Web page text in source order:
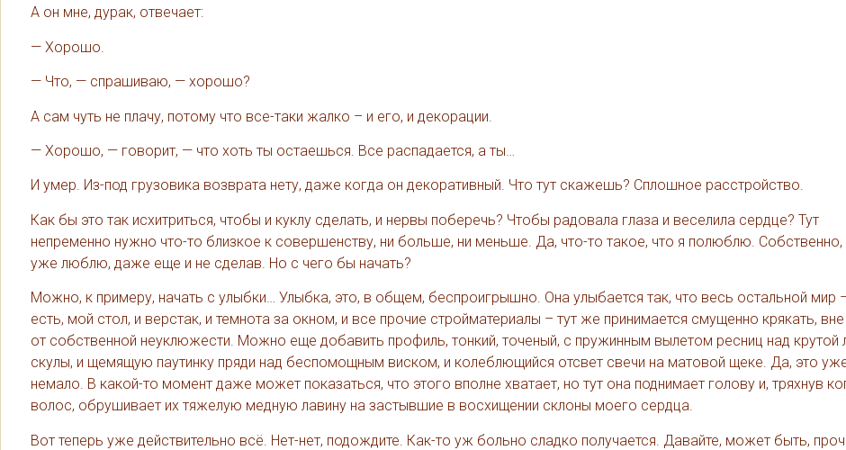
А он мне, дурак, отвечает:
— Хорошо.
— Что, — спрашиваю, — хорошо?
А сам чуть не плачу, потому что все-таки жалко – и его, и декорации.
— Хорошо, — говорит, — что хоть ты остаешься. Все распадается, а ты…
И умер. Из-под грузовика возврата нету, даже когда он декоративный. Что тут скажешь? Сплошное расстройство.
Как бы это так исхитриться, чтобы и куклу сделать, и нервы поберечь? Чтобы радовала глаза и веселила сердце? Тут
непременно нужно что-то близкое к совершенству, ни больше, ни меньше. Да, что-то такое, что я полюблю. Собственно,
уже люблю, даже еще и не сделав. Но с чего бы начать?
Можно, к примеру, начать с улыбки… Улыбка, это, в общем, беспроигрышно. Она улыбается так, что весь остальной мир
есть, мой стол, и верстак, и темнота за окном, и все прочие стройматериалы – тут же принимается смущенно крякать,
от собственной неуклюжести. Можно еще добавить профиль, тонкий, точеный, с пружинным вылетом ресниц над крутой
скулы, и щемящую паутинку пряди над беспомощным виском, и колеблющийся отсвет свечи на матовой щеке. Да, это
немало. В какой-то момент даже может показаться, что этого вполне хватает, но тут она поднимает голову и, тряхнув
волос, обрушивает их тяжелую медную лавину на застывшие в восхищении склоны моего сердца.
Вот теперь уже действительно всё. Нет-нет, подождите. Как-то уж больно сладко получается. Давайте, может быть,